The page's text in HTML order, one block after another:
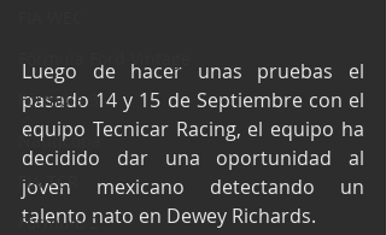
Fórmula Ford Vintage
Fórmula 3
Nauticopa
FIA TCR
Fórmula 2
Luego de hacer unas pruebas el
pasado 14 y 15 de Septiembre con el
equipo Tecnicar Racing, el equipo ha
decidido dar una oportunidad al
joven mexicano detectando un
talento nato en Dewey Richards.